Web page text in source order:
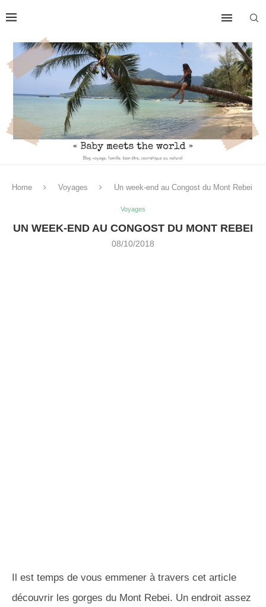
Home Voyages Un week-end au Congost du Mont Rebei
Voyages
UN WEEK-END AU CONGOST DU MONT REBEI
08/10/2018
Il est temps de vous emmener à travers cet article
découvrir les gorges du Mont Rebei. Un endroit assez